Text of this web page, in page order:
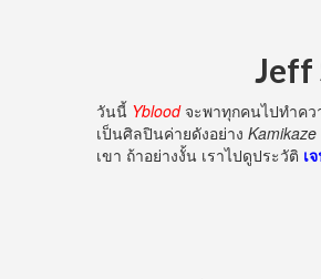
Jeff
วันนี้ Ybloodจะพาทุกคนไปทำคว
เป็นศิลปินค่ายดังอย่าง Kamikaze
เขา ถ้าอย่างงั้น เราไปดูประวัติ เ